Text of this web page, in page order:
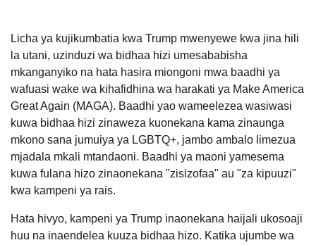
Licha ya kujikumbatia kwa Trump mwenyewe kwa jina hili
la utani, uzinduzi wa bidhaa hizi umesababisha
mkanganyiko na hata hasira miongoni mwa baadhi ya
wafuasi wake wa kihafidhina wa harakati ya Make America
Great Again (MAGA). Baadhi yao wameelezea wasiwasi
kuwa bidhaa hizi zinaweza kuonekana kama zinaunga
mkono sana jumuiya ya LGBTQ+, jambo ambalo limezua
mjadala mkali mtandaoni. Baadhi ya maoni yamesema
kuwa fulana hizo zinaonekana "zisizofaa" au "za kipuuzi"
kwa kampeni ya rais.
Hata hivyo, kampeni ya Trump inaonekana haijali ukosoaji
huu na inaendelea kuuza bidhaa hizo. Katika ujumbe wa